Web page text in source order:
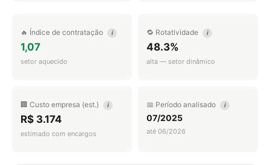
🔥 Índice de contratação i
1,07
setor aquecido
🔁 Rotatividade i
48.3%
alta — setor dinâmico
🏢 Custo empresa (est.) i
R$ 3.174
estimado com encargos
📅 Período analisado i
07/2025
até 06/2026